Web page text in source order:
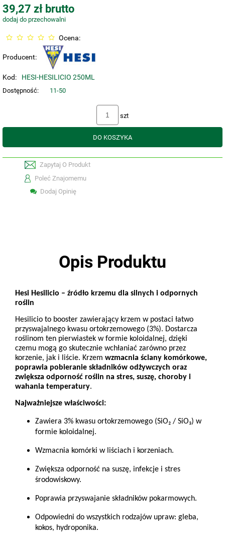
39,27 zł brutto
dodaj do przechowalni
Ocena:
Producent:
Kod: HESI-HESILICIO 250ML
Dostępność: 11-50
szt
DO KOSZYKA
Zapytaj O Produkt
Poleć Znajomemu
Dodaj Opinię
Opis Produktu
Hesi Hesilicio – źródło krzemu dla silnych i odpornych
roślin
Hesilicio to booster zawierający krzem w postaci łatwo
przyswajalnego kwasu ortokrzemowego (3%). Dostarcza
roślinom ten pierwiastek w formie koloidalnej, dzięki
czemu mogą go skutecznie wchłaniać zarówno przez
korzenie, jak i liście. Krzem wzmacnia ściany komórkowe,
poprawia pobieranie składników odżywczych oraz
zwiększa odporność roślin na stres, suszę, choroby i
wahania temperatury.
Najważniejsze właściwości:
Zawiera 3% kwasu ortokrzemowego (SiO₂ / SiO₃) w
formie koloidalnej.
Wzmacnia komórki w liściach i korzeniach.
Zwiększa odporność na suszę, infekcje i stres
środowiskowy.
Poprawia przyswajanie składników pokarmowych.
Odpowiedni do wszystkich rodzajów upraw: gleba,
kokos, hydroponika.